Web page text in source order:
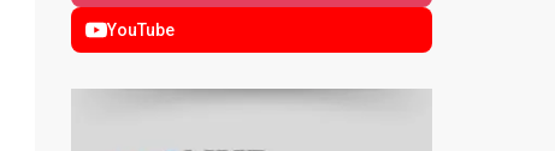
YouTube